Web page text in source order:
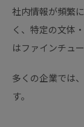
社内情報が頻繁
く、特定の文体
はファインチュ
多くの企業では
す。